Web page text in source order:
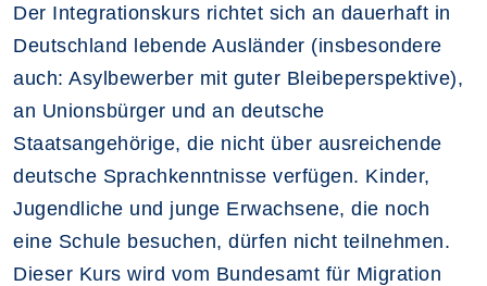
Der Integrationskurs richtet sich an dauerhaft in
Deutschland lebende Ausländer (insbesondere
auch: Asylbewerber mit guter Bleibeperspektive),
an Unionsbürger und an deutsche
Staatsangehörige, die nicht über ausreichende
deutsche Sprachkenntnisse verfügen. Kinder,
Jugendliche und junge Erwachsene, die noch
eine Schule besuchen, dürfen nicht teilnehmen.
Dieser Kurs wird vom Bundesamt für Migration